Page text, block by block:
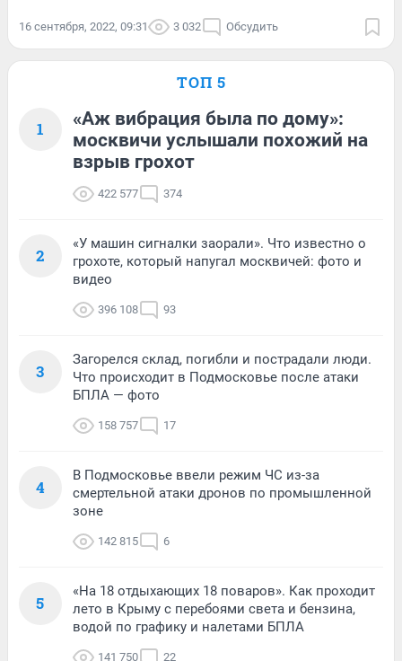
16 сентября, 2022, 09:31 3 032 Обсудить
ТОП 5
1
«Аж вибрация была по дому»:
москвичи услышали похожий на
взрыв грохот
422 577 374
2
«У машин сигналки заорали». Что известно о
грохоте, который напугал москвичей: фото и
видео
396 108 93
3
Загорелся склад, погибли и пострадали люди.
Что происходит в Подмосковье после атаки
БПЛА — фото
158 757 17
4
В Подмосковье ввели режим ЧС из-за
смертельной атаки дронов по промышленной
зоне
142 815 6
5
«На 18 отдыхающих 18 поваров». Как проходит
лето в Крыму с перебоями света и бензина,
водой по графику и налетами БПЛА
141 750 22